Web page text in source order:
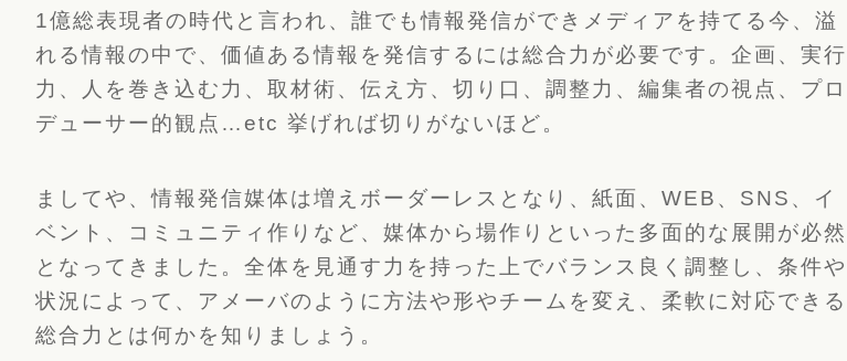
1億総表現者の時代と言われ、誰でも情報発信ができメディアを持てる今、溢
れる情報の中で、価値ある情報を発信するには総合力が必要です。企画、実行
力、人を巻き込む力、取材術、伝え方、切り口、調整力、編集者の視点、プロ
デューサー的観点…etc 挙げれば切りがないほど。
ましてや、情報発信媒体は増えボーダーレスとなり、紙面、WEB、SNS、イ
ベント、コミュニティ作りなど、媒体から場作りといった多面的な展開が必然
となってきました。全体を見通す力を持った上でバランス良く調整し、条件や
状況によって、アメーバのように方法や形やチームを変え、柔軟に対応できる
総合力とは何かを知りましょう。